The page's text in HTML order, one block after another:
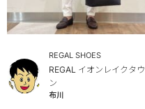
REGAL SHOES
REGAL イオンレイクタウ
ン
布川